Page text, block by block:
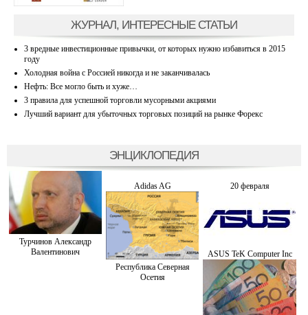
ЖУРНАЛ, ИНТЕРЕСНЫЕ СТАТЬИ
3 вредные инвестиционные привычки, от которых нужно избавиться в 2015
году
Холодная война с Россией никогда и не заканчивалась
Нефть: Все могло быть и хуже…
3 правила для успешной торговли мусорными акциями
Лучший вариант для убыточных торговых позиций на рынке Форекс
ЭНЦИКЛОПЕДИЯ
Турчинов Александр
Валентинович
Adidas AG 20 февраля
Республика Северная
Осетия
ASUS TeK Computer Inc